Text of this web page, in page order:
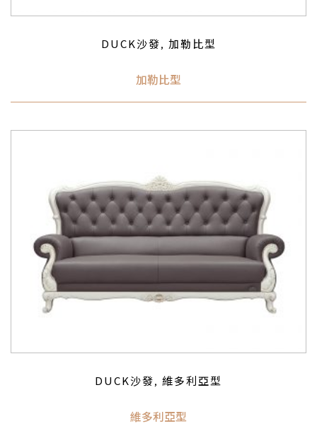
DUCK沙發, 加勒比型
加勒比型
DUCK沙發, 維多利亞型
維多利亞型